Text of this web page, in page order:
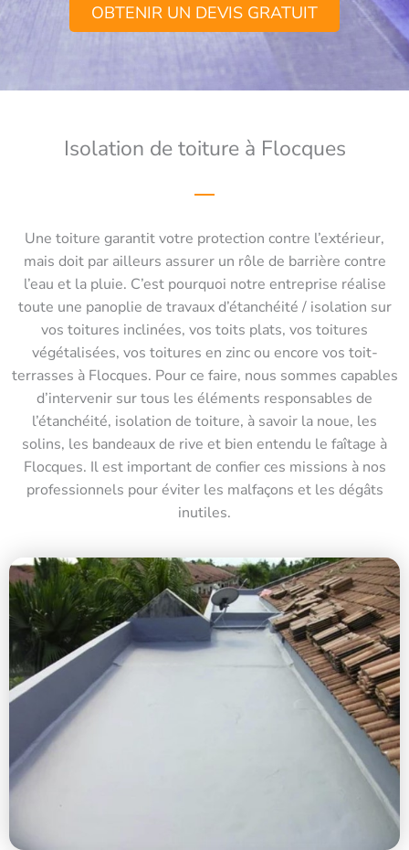
OBTENIR UN DEVIS GRATUIT
Isolation de toiture à Flocques
Une toiture garantit votre protection contre l’extérieur,
mais doit par ailleurs assurer un rôle de barrière contre
l’eau et la pluie. C’est pourquoi notre entreprise réalise
toute une panoplie de travaux d’étanchéité / isolation sur
vos toitures inclinées, vos toits plats, vos toitures
végétalisées, vos toitures en zinc ou encore vos toit-
terrasses à Flocques. Pour ce faire, nous sommes capables
d’intervenir sur tous les éléments responsables de
l’étanchéité, isolation de toiture, à savoir la noue, les
solins, les bandeaux de rive et bien entendu le faîtage à
Flocques. Il est important de confier ces missions à nos
professionnels pour éviter les malfaçons et les dégâts
inutiles.